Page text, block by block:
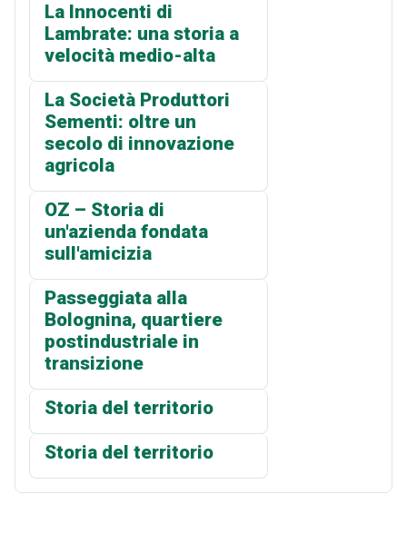
La Innocenti di
Lambrate: una storia a
velocità medio-alta
La Società Produttori
Sementi: oltre un
secolo di innovazione
agricola
OZ – Storia di
un'azienda fondata
sull'amicizia
Passeggiata alla
Bolognina, quartiere
postindustriale in
transizione
Storia del territorio
Storia del territorio